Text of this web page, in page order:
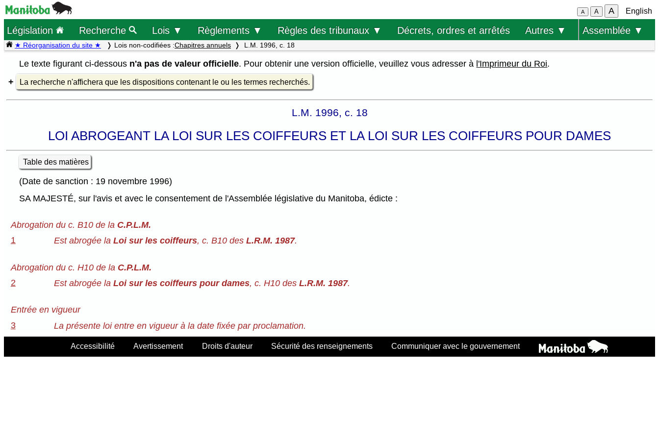
A A A English
Législation Recherche Lois ▼ Règlements ▼ Règles des tribunaux ▼ Décrets, ordres et arrêtés Autres ▼ Assemblée ▼
★ Réorganisation du site ★ Lois non-codifiées :Chapitres annuels L.M. 1996, c. 18
Le texte figurant ci-dessous n'a pas de valeur officielle. Pour obtenir une version officielle, veuillez vous adresser à l'Imprimeur du Roi.
La recherche n'affichera que les dispositions contenant le ou les termes recherchés.
L.M. 1996, c. 18
LOI ABROGEANT LA LOI SUR LES COIFFEURS ET LA LOI SUR LES COIFFEURS POUR DAMES
Table des matières
(Date de sanction : 19 novembre 1996)
SA MAJESTÉ, sur l'avis et avec le consentement de l'Assemblée législative du Manitoba, édicte :
Abrogation du c. B10 de la C.P.L.M.
1
Est abrogée la Loi sur les coiffeurs, c. B10 des L.R.M. 1987.
Abrogation du c. H10 de la C.P.L.M.
2
Est abrogée la Loi sur les coiffeurs pour dames, c. H10 des L.R.M. 1987.
Entrée en vigueur
3
La présente loi entre en vigueur à la date fixée par proclamation.
Accessibilité Avertissement Droits d'auteur Sécurité des renseignements Communiquer avec le gouvernement